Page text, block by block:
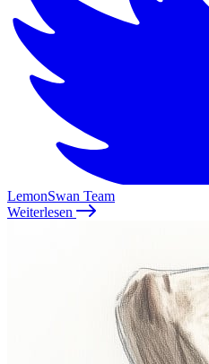
LemonSwan Team
Weiterlesen